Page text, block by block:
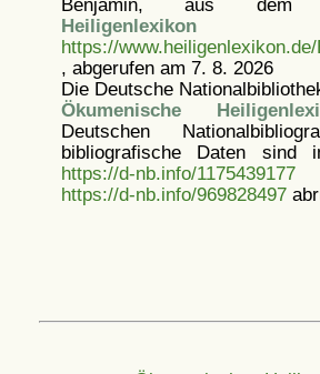
Benjamin, aus
Heiligenlexikon
https://
, abgerufen am 7. 8. 2026
Die Deutsche
Ökumenische
Deutschen
bibliografische Daten sind
https://d-nb.info/1175439177
https://d-nb.info/969828497